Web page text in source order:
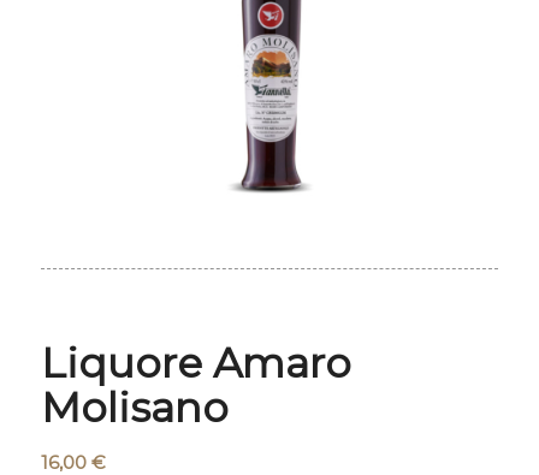
Liquore Amaro
Molisano
16,00 €